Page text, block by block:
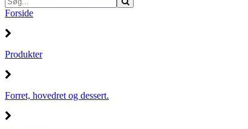
Forside
Produkter
Forret, hovedret og dessert.